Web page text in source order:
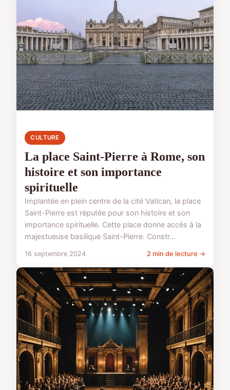
CULTURE
La place Saint-Pierre à Rome, son
histoire et son importance
spirituelle
Implantée en plein centre de la cité Vatican, la place
Saint-Pierre est réputée pour son histoire et son
importance spirituelle. Cette place donne accès à la
majestueuse basilique Saint-Pierre. Constr...
16 septembre 2024 2 min de lecture →